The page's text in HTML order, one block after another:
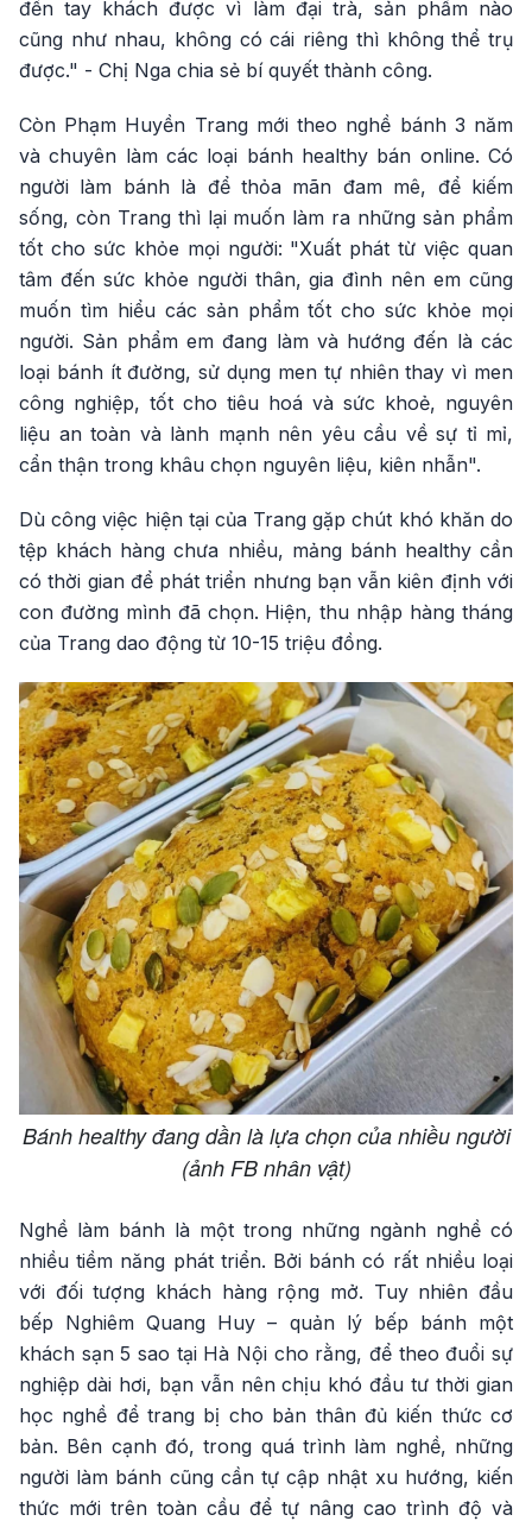
đến tay khách được vì làm đại trà, sản phẩm nào
cũng như nhau, không có cái riêng thì không thể trụ
được." - Chị Nga chia sẻ bí quyết thành công.
Còn Phạm Huyền Trang mới theo nghề bánh 3 năm
và chuyên làm các loại bánh healthy bán online. Có
người làm bánh là để thỏa mãn đam mê, để kiếm
sống, còn Trang thì lại muốn làm ra những sản phẩm
tốt cho sức khỏe mọi người: "Xuất phát từ việc quan
tâm đến sức khỏe người thân, gia đình nên em cũng
muốn tìm hiểu các sản phẩm tốt cho sức khỏe mọi
người. Sản phẩm em đang làm và hướng đến là các
loại bánh ít đường, sử dụng men tự nhiên thay vì men
công nghiệp, tốt cho tiêu hoá và sức khoẻ, nguyên
liệu an toàn và lành mạnh nên yêu cầu về sự tỉ mỉ,
cẩn thận trong khâu chọn nguyên liệu, kiên nhẫn".
Dù công việc hiện tại của Trang gặp chút khó khăn do
tệp khách hàng chưa nhiều, mảng bánh healthy cần
có thời gian để phát triển nhưng bạn vẫn kiên định với
con đường mình đã chọn. Hiện, thu nhập hàng tháng
của Trang dao động từ 10-15 triệu đồng.
Bánh healthy đang dần là lựa chọn của nhiều người
(ảnh FB nhân vật)
Nghề làm bánh là một trong những ngành nghề có
nhiều tiềm năng phát triển. Bởi bánh có rất nhiều loại
với đối tượng khách hàng rộng mở. Tuy nhiên đầu
bếp Nghiêm Quang Huy – quản lý bếp bánh một
khách sạn 5 sao tại Hà Nội cho rằng, để theo đuổi sự
nghiệp dài hơi, bạn vẫn nên chịu khó đầu tư thời gian
học nghề để trang bị cho bản thân đủ kiến thức cơ
bản. Bên cạnh đó, trong quá trình làm nghề, những
người làm bánh cũng cần tự cập nhật xu hướng, kiến
thức mới trên toàn cầu để tự nâng cao trình độ và